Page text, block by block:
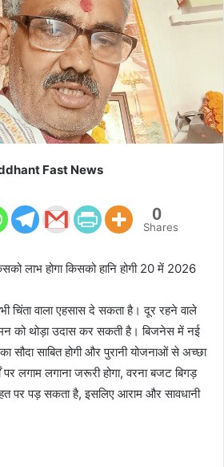
Fast News
0
Shares
लाभ होगा किसको हानि होगी 20 में 2026
चिंता वाला एहसास दे सकता है। दूर रहने वाले
मन को थोड़ा उदास कर सकती है। बिजनेस में नई
सौदा साबित होगी और पुरानी योजनाओं से अच्छा
लगाम लगाना जरूरी होगा, वरना बजट बिगड़
पर पड़ सकता है, इसलिए आराम और सावधानी